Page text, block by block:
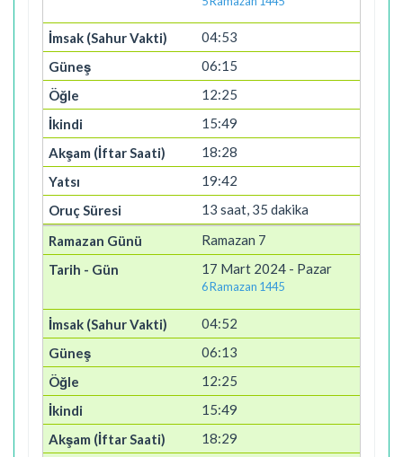
04:53
06:15
12:25
15:49
18:28
19:42
13 saat, 35 dakika
Ramazan 7
17 Mart 2024 - Pazar
6 Ramazan 1445
04:52
06:13
12:25
15:49
18:29